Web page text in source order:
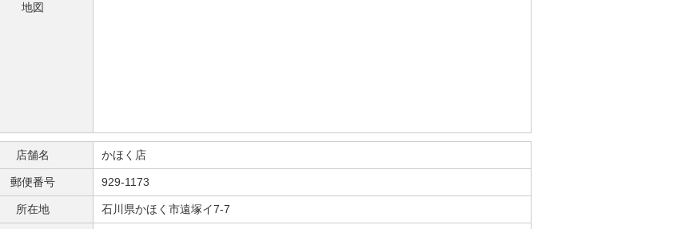
地図
店舗名 かほく店
郵便番号 929-1173
所在地 石川県かほく市遠塚イ7-7